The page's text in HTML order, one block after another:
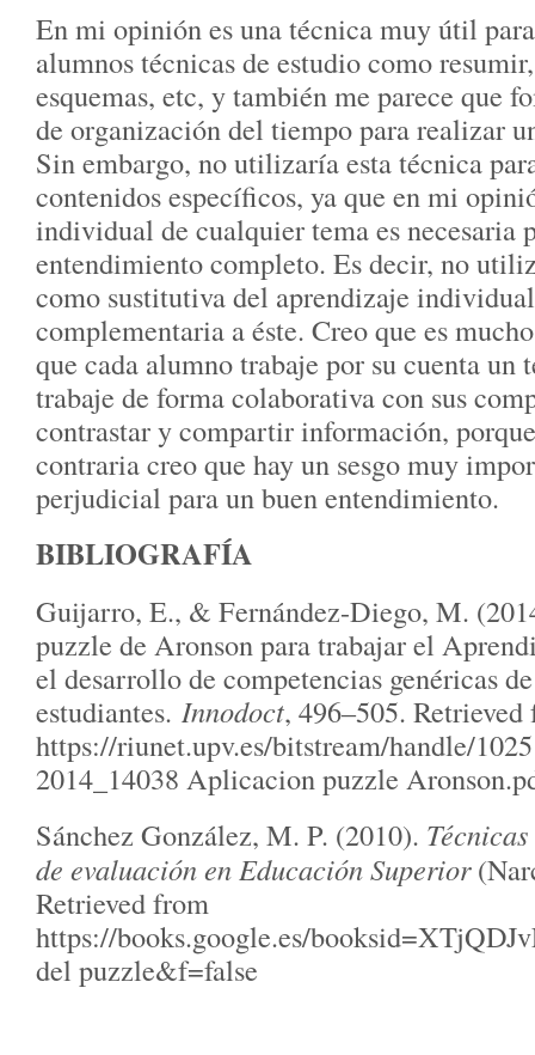
En mi opinión es una técnica muy útil
alumnos técnicas de estudio como
esquemas, etc, y también me parece que
de organización del tiempo para realizar
Sin embargo, no utilizaría esta técnica
contenidos específicos, ya que en mi
individual de cualquier tema es necesaria
entendimiento completo. Es decir, no
como sustitutiva del aprendizaje
complementaria a éste. Creo que es
que cada alumno trabaje por su cuenta un
trabaje de forma colaborativa con sus
contrastar y compartir información,
contraria creo que hay un sesgo muy
perjudicial para un buen entendimiento.
BIBLIOGRAFÍA
Guijarro, E., & Fernández-Diego, M.
puzzle de Aronson para trabajar el
el desarrollo de competencias genéricas
estudiantes. Innodoct, 496–505.
https://riunet.upv.es/bitstream/handle/
2014_14038 Aplicacion puzzle
Sánchez González, M. P. (2010).
de evaluación en Educación Superior
Retrieved from
https://books.google.es/
del puzzle&f=false